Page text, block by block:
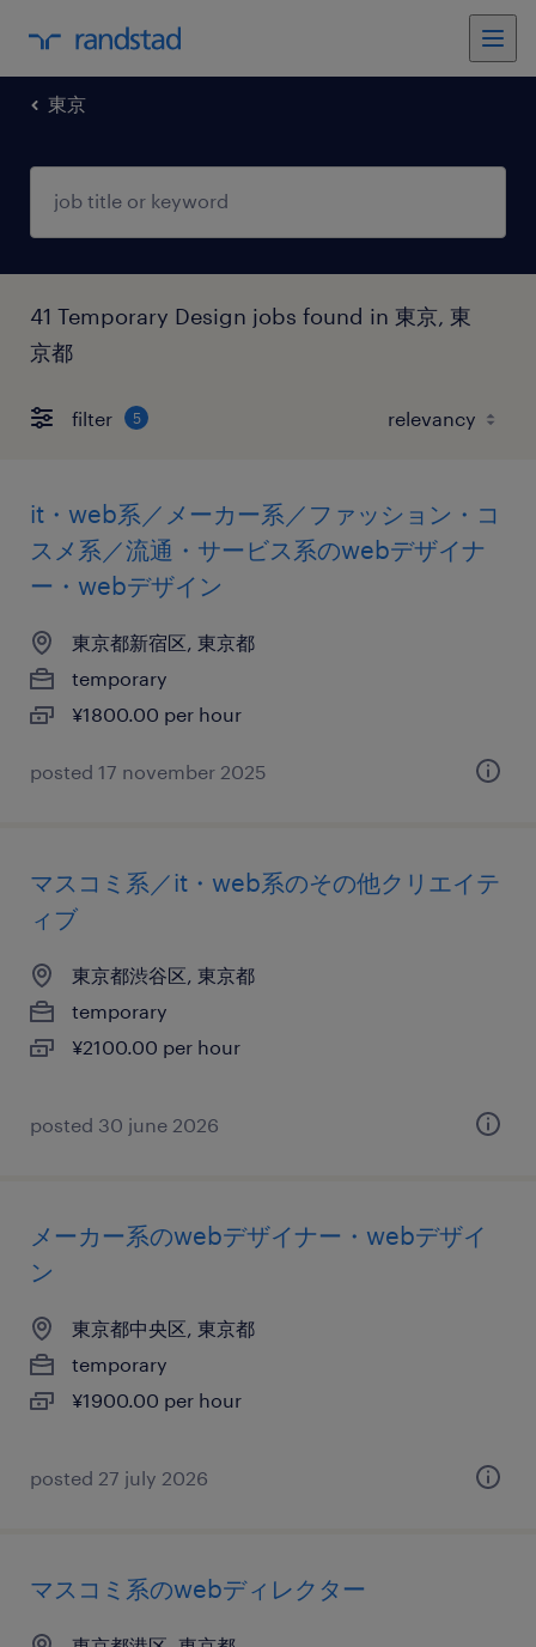
東京
41 Temporary Design jobs found in 東京, 東
京都
filter 5
it・web系／メーカー系／ファッション・コ
スメ系／流通・サービス系のwebデザイナ
ー・webデザイン
東京都新宿区, 東京都
temporary
¥1800.00 per hour
posted 17 november 2025
マスコミ系／it・web系のその他クリエイテ
ィブ
東京都渋谷区, 東京都
temporary
¥2100.00 per hour
posted 30 june 2026
メーカー系のwebデザイナー・webデザイ
ン
東京都中央区, 東京都
temporary
¥1900.00 per hour
posted 27 july 2026
マスコミ系のwebディレクター